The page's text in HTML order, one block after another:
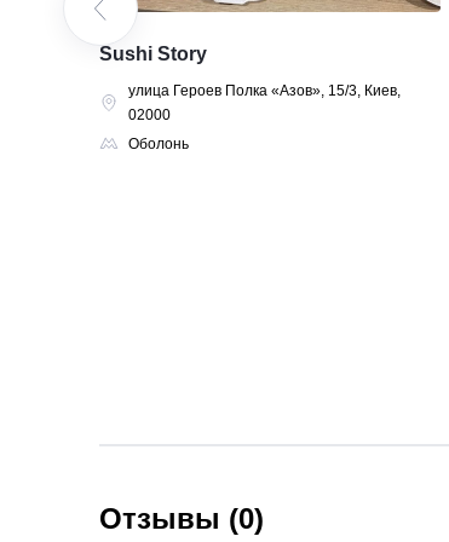
Sushi Story
улица Героев Полка «Азов», 15/3, Киев,
02000
Оболонь
Отзывы (0)